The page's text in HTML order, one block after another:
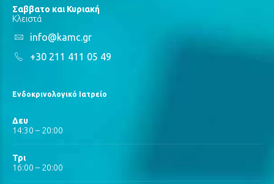
Σαββατο και Κυριακή
Κλειστά
info@kamc.gr
+30 211 411 05 49
Ενδοκρινολογικό Ιατρείο
Δευ
14:30 – 20:00
Τρι
16:00 – 20:00